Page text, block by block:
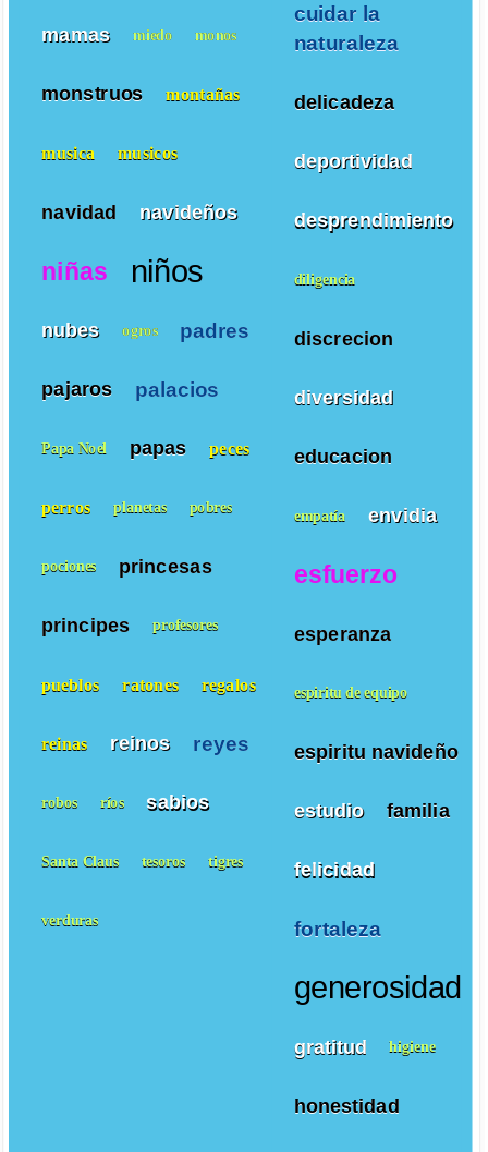
cuidar la
naturaleza
delicadeza
deportividad
desprendimiento
diligencia
discrecion
diversidad
educacion
empatía envidia
esfuerzo
esperanza
espiritu de equipo
espiritu navideño
estudio familia
felicidad
fortaleza
generosidad
gratitud higiene
honestidad
mamas miedo monos
monstruos montañas
musica musicos
navidad navideños
niñas niños
nubes ogros padres
pajaros palacios
Papa Noel papas peces
perros planetas pobres
pociones princesas
principes profesores
pueblos ratones regalos
reinas reinos reyes
robos ríos sabios
Santa Claus tesoros tigres
verduras